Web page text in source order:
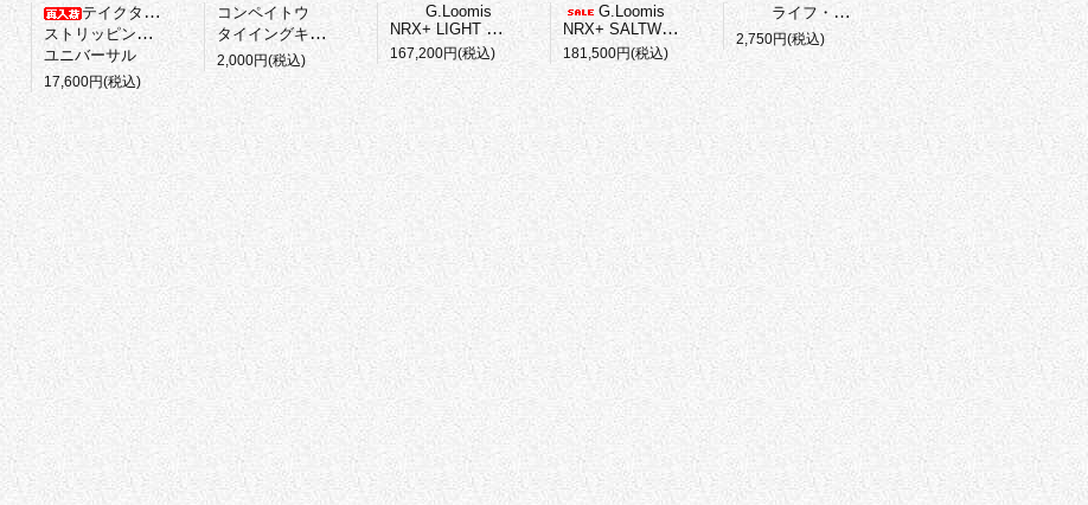
テイクタックル
ストリッピングバスケット
ユニバーサル
17,600円(税込)
コンペイトウ
タイイングキット
2,000円(税込)
G.Loomis
NRX+ LIGHT PRESENTATION
167,200円(税込)
G.Loomis
NRX+ SALTWATER
181,500円(税込)
ライフ・イズ・フライフィッシング シーズン
2,750円(税込)